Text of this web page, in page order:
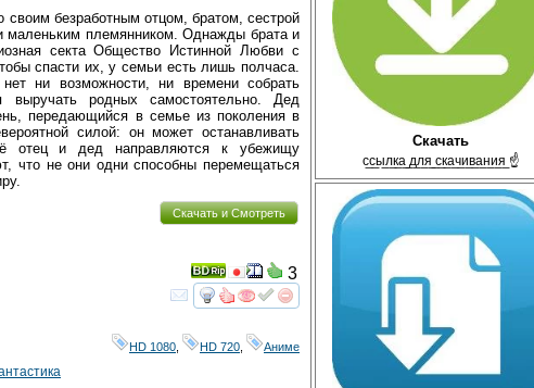
Скачать
с̲с̲ы̲л̲к̲а̲ ̲д̲л̲я̲ ̲с̲к̲а̲ч̲и̲в̲а̲н̲и̲я̲ ☝
безработным отцом, братом, сестрой
маленьким племянником. Однажды брата и
секта Общество Истинной Любви с
спасти их, у семьи есть лишь полчаса.
ни возможности, ни времени собрать
выручать родных самостоятельно. Дед
передающийся в семье из поколения в
силой: он может останавливать
отец и дед направляются к убежищу
что не они одни способны перемещаться
Скачать и Смотреть
смотретьинтересует
3
HD 1080 HD 720 Аниме